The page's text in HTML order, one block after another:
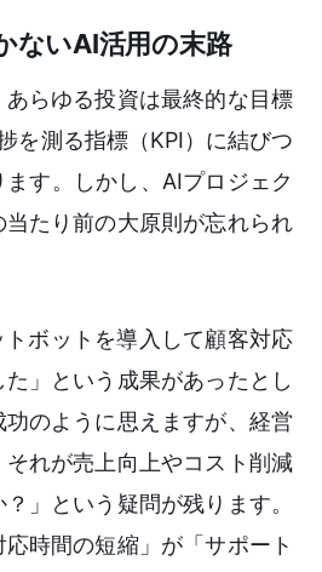
ないAI活用の末路
あらゆる投資は最終的な目標
を測る指標（KPI）に結びつ
す。しかし、AIプロジェク
当たり前の大原則が忘れられ
ボットを導入して顧客対応
」という成果があったとし
功のように思えますが、経営
れが売上向上やコスト削減
」という疑問が残ります。
時間の短縮」が「サポート